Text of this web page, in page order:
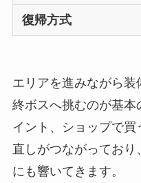
復帰方式
エリアを進みながら
終ボスへ挑むのが基
イント、ショップで
直しがつながってお
にも響いてきます。